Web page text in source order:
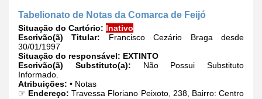
Tabelionato de Notas da Comarca de Feijó
Situação do Cartório: Inativo
Escrivão(ã) Titular: Francisco Cezário Braga desde
30/01/1997
Situação do responsável: EXTINTO
Escrivão(ã) Substituto(a): Não Possui Substituto
Informado.
Atribuições: • Notas
☞ Endereço: Travessa Floriano Peixoto, 238, Bairro: Centro